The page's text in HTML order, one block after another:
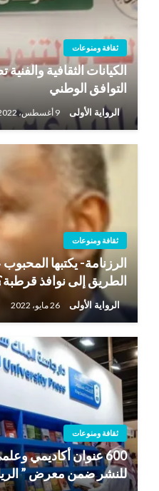
ثقافة ومنوعات
الكيانات الثقافية
التوافق الوطني
الرواية الأولى 9 أغسطس، 2022
ثقافة ومنوعات
الرزنامة- يكتبها
الطريق إلى نوافذ
الرواية الأولى 26 مايو، 2022
ثقافة ومنوعات
600 عنوان أكاديمي
للنشر ضمن معرض ”